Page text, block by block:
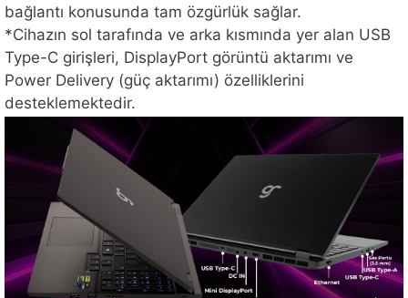
bağlantı konusunda tam özgürlük sağlar.
*Cihazın sol tarafında ve arka kısmında yer alan USB
Type-C girişleri, DisplayPort görüntü aktarımı ve
Power Delivery (güç aktarımı) özelliklerini
desteklemektedir.